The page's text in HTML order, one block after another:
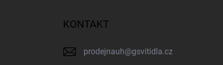
KONTAKT
prodejnauh@gsvitidla.cz